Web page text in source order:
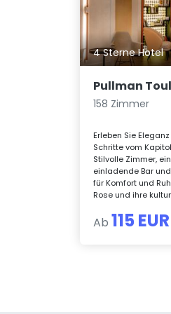
4 Sterne Hotel
Pullman
158 Zimmer
Erleben Sie
Schritte vom
Stilvolle Zimmer,
einladende Bar
für Komfort und
Rose und ihre
Ab 115 EUR